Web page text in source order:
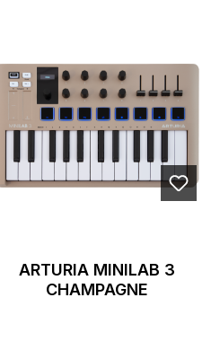
ARTURIA MINILAB 3
CHAMPAGNE